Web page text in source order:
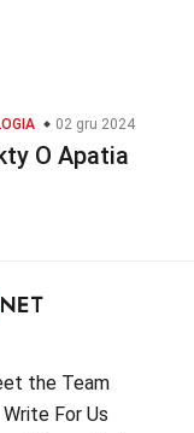
02 gru 2024
O Apatia
the Team
Write For Us